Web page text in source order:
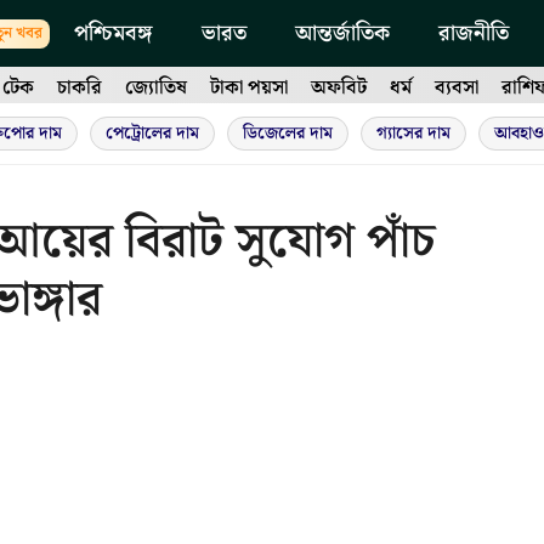
খবর পশ্চিমবঙ্গ ভারত আন্তর্জাতিক রাজনীতি
টেক চাকরি জ্যোতিষ টাকা পয়সা অফবিট ধর্ম ব্যবসা
দাম পেট্রোলের দাম ডিজেলের দাম গ্যাসের দাম
বিরাট সুযোগ পাঁচ